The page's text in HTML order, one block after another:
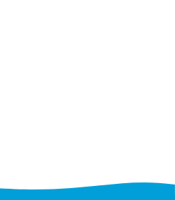
en eventuele bezorgkosten,